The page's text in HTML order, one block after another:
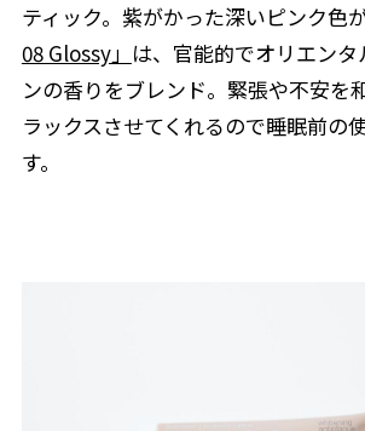
ティック。紫がかった深いピンク色
08 Glossy」 は、官能的でオリエン
ンの香りをブレンド。緊張や不安を
ラックスさせてくれるので睡眠前の
す。